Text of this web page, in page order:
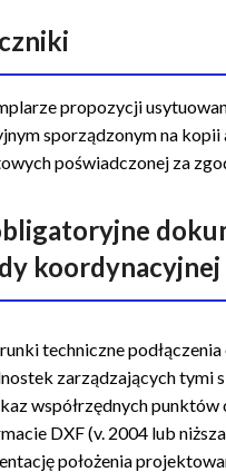
propozycji
sporządzonym na
poświadczonej za
koordynacyjnej
techniczne
zarządzających tymi
współrzędnych
DXF (v. 2004 lub
położenia